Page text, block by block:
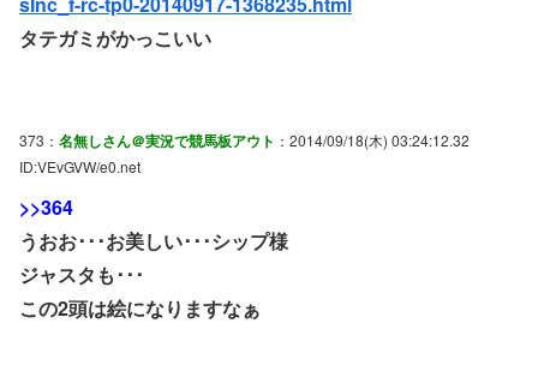
タテガミがかっこいい
373： 名無しさん＠実況で競馬板アウト ：2014/09/18(木) 03:24:12.32
ID:VEvGVW/e0.net
>>364
うおお･･･お美しい･･･シップ様
ジャスタも･･･
この2頭は絵になりますなぁ